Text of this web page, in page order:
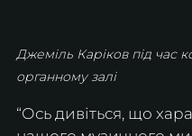
Джеміль Каріков під час
органному залі
“Ось дивіться, що